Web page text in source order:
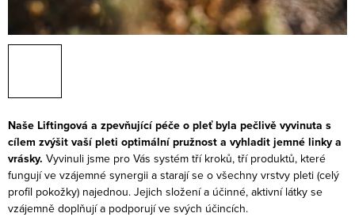
Naše Liftingová a zpevňující péče o pleť byla pečlivě vyvinuta s
cílem zvýšit vaší pleti optimální pružnost a vyhladit jemné linky a
vrásky. Vyvinuli jsme pro Vás systém tří kroků, tří produktů, které
fungují ve vzájemné synergii a starají se o všechny vrstvy pleti (celý
profil pokožky) najednou. Jejich složení a účinné, aktivní látky se
vzájemně doplňují a podporují ve svých účincích.